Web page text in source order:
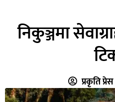
निकुञ्जमा
प्रकृति प्रेस